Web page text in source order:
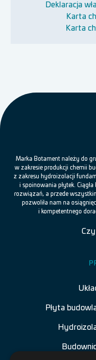
Deklaracja
Karta
Karta
Marka Botament należy do
w zakresie produkcji chemii
z zakresu hydroizolacji
i spoinowania płytek.
rozwiązań, a przede
pozwoliła nam na
i kompetentnego
Płyta